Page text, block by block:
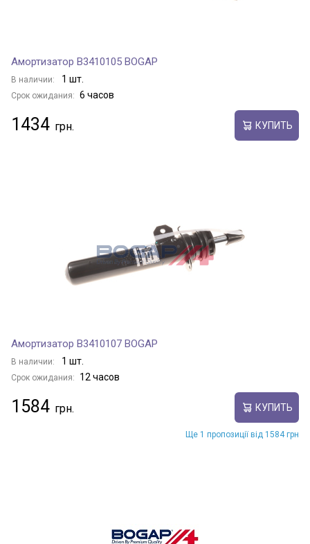
Амортизатор B3410105 BOGAP
В наличии: 1 шт.
Срок ожидания: 6 часов
1434 КУПИТЬ
Амортизатор B3410107 BOGAP
В наличии: 1 шт.
Срок ожидания: 12 часов
1584 КУПИТЬ
Ще 1 пропозиції від 1584 грн